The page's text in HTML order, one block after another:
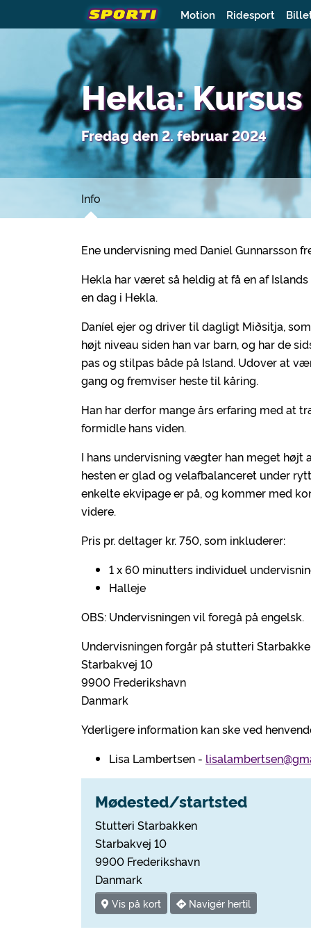
Motion Ridesport
Hekla:
Fredag den 2. februar 2024
Info
Ene undervisning med Daniel Gunnarsson
Hekla har været så heldig at få en af
en dag i Hekla.
Daníel ejer og driver til dagligt Miðsitja,
højt niveau siden han var barn, og har de
pas og stilpas både på Island. Udover at
gang og fremviser heste til kåring.
Han har derfor mange års erfaring med at
formidle hans viden.
I hans undervisning vægter han meget højt
hesten er glad og velafbalanceret under
enkelte ekvipage er på, og kommer med
videre.
Pris pr. deltager kr. 750, som inkluderer:
1 x 60 minutters individuel
Halleje
OBS: Undervisningen vil foregå på engelsk.
Undervisningen forgår på stutteri
Starbakvej 10
9900 Frederikshavn
Danmark
Yderligere information kan ske ved
Lisa Lambertsen -
Mødested/startsted
Stutteri Starbakken
Starbakvej 10
9900 Frederikshavn
Danmark
Vis på kort Navigér hertil